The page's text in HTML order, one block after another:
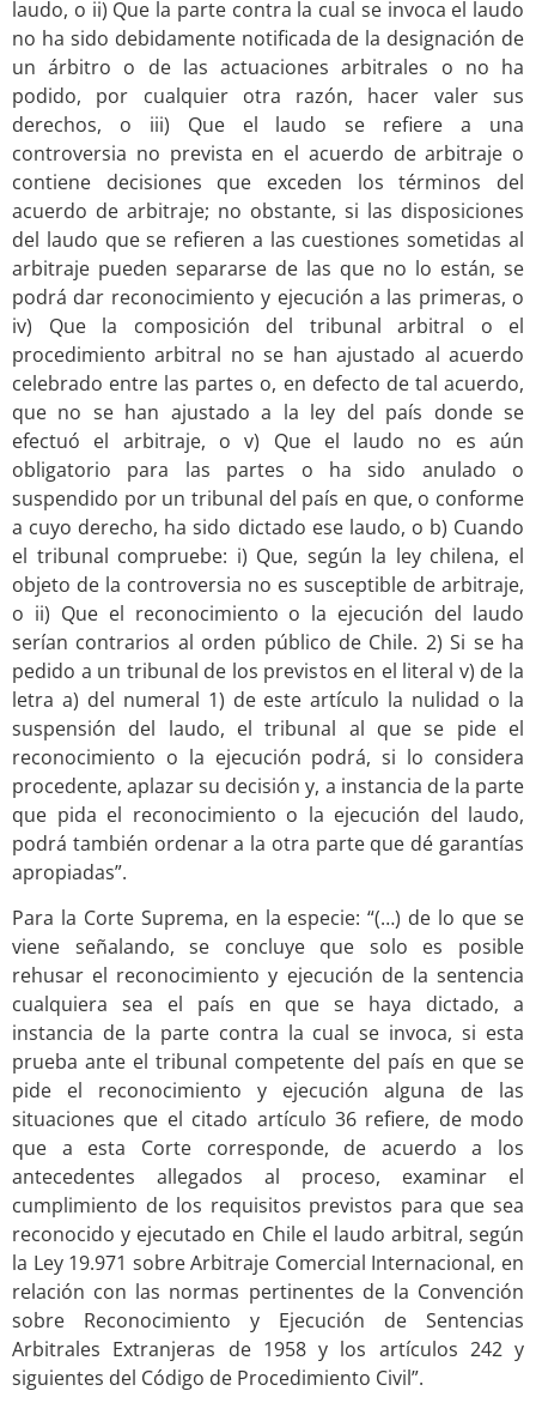
laudo, o ii) Que la parte contra la cual se invoca el laudo
no ha sido debidamente notificada de la designación de
un árbitro o de las actuaciones arbitrales o no ha
podido, por cualquier otra razón, hacer valer sus
derechos, o iii) Que el laudo se refiere a una
controversia no prevista en el acuerdo de arbitraje o
contiene decisiones que exceden los términos del
acuerdo de arbitraje; no obstante, si las disposiciones
del laudo que se refieren a las cuestiones sometidas al
arbitraje pueden separarse de las que no lo están, se
podrá dar reconocimiento y ejecución a las primeras, o
iv) Que la composición del tribunal arbitral o el
procedimiento arbitral no se han ajustado al acuerdo
celebrado entre las partes o, en defecto de tal acuerdo,
que no se han ajustado a la ley del país donde se
efectuó el arbitraje, o v) Que el laudo no es aún
obligatorio para las partes o ha sido anulado o
suspendido por un tribunal del país en que, o conforme
a cuyo derecho, ha sido dictado ese laudo, o b) Cuando
el tribunal compruebe: i) Que, según la ley chilena, el
objeto de la controversia no es susceptible de arbitraje,
o ii) Que el reconocimiento o la ejecución del laudo
serían contrarios al orden público de Chile. 2) Si se ha
pedido a un tribunal de los previstos en el literal v) de la
letra a) del numeral 1) de este artículo la nulidad o la
suspensión del laudo, el tribunal al que se pide el
reconocimiento o la ejecución podrá, si lo considera
procedente, aplazar su decisión y, a instancia de la parte
que pida el reconocimiento o la ejecución del laudo,
podrá también ordenar a la otra parte que dé garantías
apropiadas”.
Para la Corte Suprema, en la especie: “(…) de lo que se
viene señalando, se concluye que solo es posible
rehusar el reconocimiento y ejecución de la sentencia
cualquiera sea el país en que se haya dictado, a
instancia de la parte contra la cual se invoca, si esta
prueba ante el tribunal competente del país en que se
pide el reconocimiento y ejecución alguna de las
situaciones que el citado artículo 36 refiere, de modo
que a esta Corte corresponde, de acuerdo a los
antecedentes allegados al proceso, examinar el
cumplimiento de los requisitos previstos para que sea
reconocido y ejecutado en Chile el laudo arbitral, según
la Ley 19.971 sobre Arbitraje Comercial Internacional, en
relación con las normas pertinentes de la Convención
sobre Reconocimiento y Ejecución de Sentencias
Arbitrales Extranjeras de 1958 y los artículos 242 y
siguientes del Código de Procedimiento Civil”.